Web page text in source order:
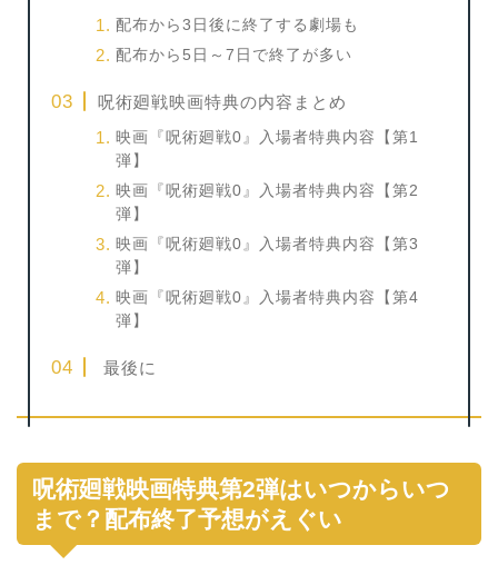
配布から3日後に終了する劇場も
配布から5日～7日で終了が多い
呪術廻戦映画特典の内容まとめ
映画『呪術廻戦0』入場者特典内容【第1
弾】
映画『呪術廻戦0』入場者特典内容【第2
弾】
映画『呪術廻戦0』入場者特典内容【第3
弾】
映画『呪術廻戦0』入場者特典内容【第4
弾】
最後に
呪術廻戦映画特典第2弾はいつからいつ
まで？配布終了予想がえぐい